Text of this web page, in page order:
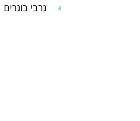
גרבי בוגרים